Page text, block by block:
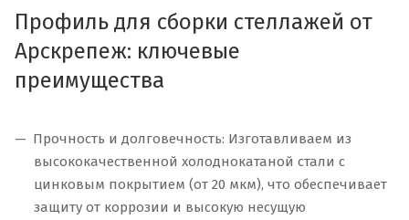
Профиль для сборки стеллажей от
Арскрепеж: ключевые
преимущества
Прочность и долговечность: Изготавливаем из
высококачественной холоднокатаной стали с
цинковым покрытием (от 20 мкм), что обеспечивает
защиту от коррозии и высокую несущую